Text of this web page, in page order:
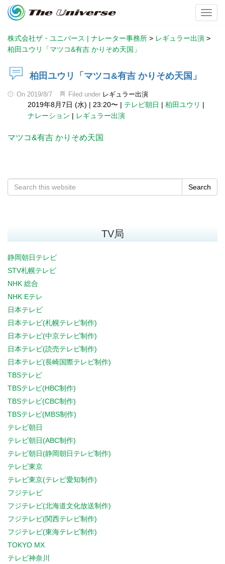
株式会社ザ・ユニバース | ナレーター事務所 > レギュラー出演 >
柏田ユウリ「マツコ&有吉 かりそめ天国」
柏田ユウリ「マツコ&有吉 かりそめ天国」
On 2019/8/7 Filed under レギュラー出演
2019年8月7日 (水) | 23:20〜 | テレビ朝日 | 柏田ユウリ |
ナレーション | レギュラー出演
マツコ&有吉 かりそめ天国
Search
TV局
静岡朝日テレビ
STV札幌テレビ
NHK 総合
NHK Eテレ
日本テレビ
日本テレビ(札幌テレビ制作)
日本テレビ(中京テレビ制作)
日本テレビ(読売テレビ制作)
日本テレビ(長崎国際テレビ制作)
TBSテレビ
TBSテレビ(HBC制作)
TBSテレビ(CBC制作)
TBSテレビ(MBS制作)
テレビ朝日
テレビ朝日(ABC制作)
テレビ朝日(静岡朝日テレビ制作)
テレビ東京
テレビ東京(テレビ愛知制作)
フジテレビ
フジテレビ(北海道文化放送制作)
フジテレビ(関西テレビ制作)
フジテレビ(東海テレビ制作)
TOKYO MX
テレビ神奈川